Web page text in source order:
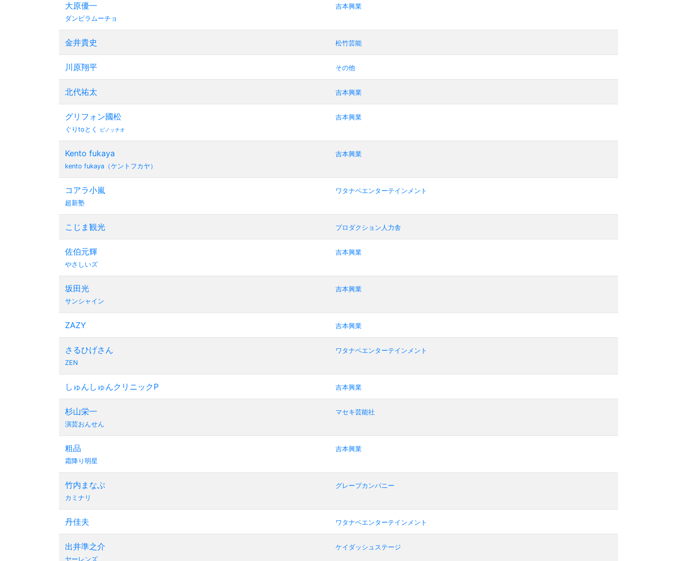
大原優一
ダンビラムーチョ
吉本興業
金井貴史 松竹芸能
川原翔平 その他
北代祐太 吉本興業
グリフォン國松
ぐりtoとく ピノッチオ
吉本興業
Kento fukaya
kento fukaya（ケントフカヤ）
吉本興業
コアラ小嵐
超新塾
ワタナベエンターテインメント
こじま観光 プロダクション人力舎
佐伯元輝
やさしいズ
吉本興業
坂田光
サンシャイン
吉本興業
ZAZY 吉本興業
さるひげさん
ZEN
ワタナベエンターテインメント
しゅんしゅんクリニックP 吉本興業
杉山栄一
演芸おんせん
マセキ芸能社
粗品
霜降り明星
吉本興業
竹内まなぶ
カミナリ
グレープカンパニー
丹佳夫 ワタナベエンターテインメント
出井準之介
ヤーレンズ
ケイダッシュステージ